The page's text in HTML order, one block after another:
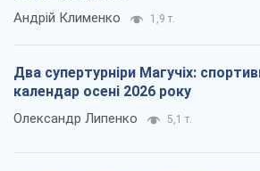
Андрій Клименко 1,9 т.
Два супертурніри Магучіх:
календар осені 2026 року
Олександр Липенко 5,1 т.